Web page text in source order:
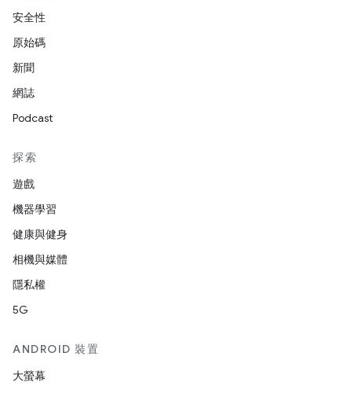
安全性
原始碼
新聞
網誌
Podcast
探索
遊戲
機器學習
健康與健身
相機與媒體
隱私權
5G
ANDROID 裝置
大螢幕